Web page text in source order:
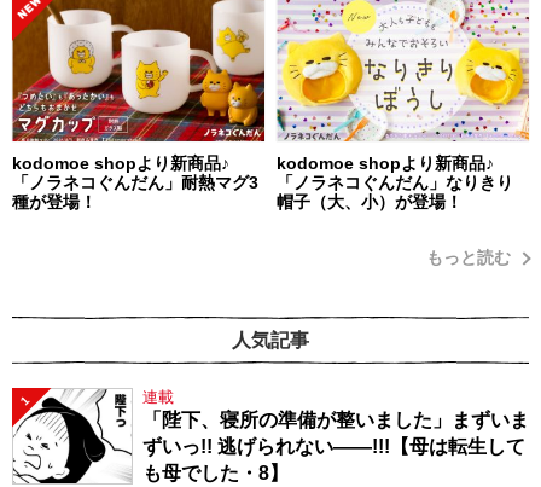
kodomoe shopより新商品♪
「ノラネコぐんだん」耐熱マグ3
種が登場！
kodomoe shopより新商品♪
「ノラネコぐんだん」なりきり
帽子（大、小）が登場！
もっと読む
人気記事
1 連載
「陛下、寝所の準備が整いました」まずいま
ずいっ!! 逃げられない――!!!【母は転生して
も母でした・8】